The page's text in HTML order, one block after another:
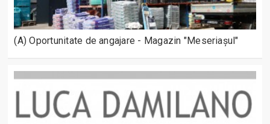
(A) Oportunitate de angajare - Magazin "Meseriașul"